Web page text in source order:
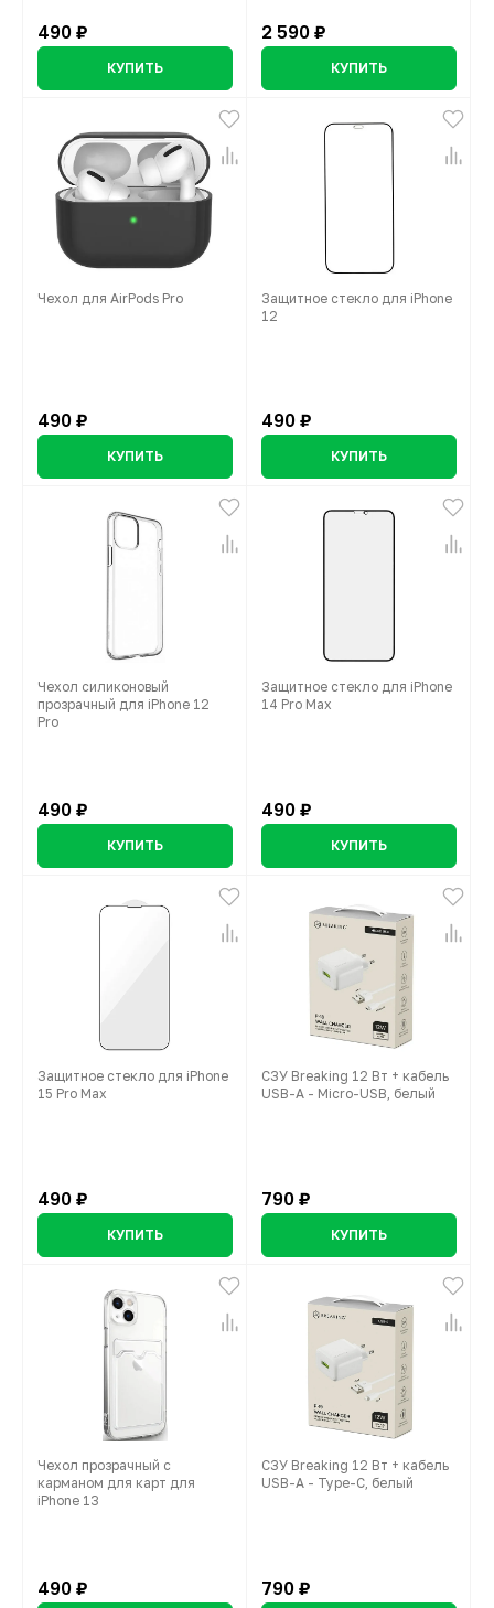
490 ₽
КУПИТЬ
2 590 ₽
КУПИТЬ
Чехол для AirPods Pro
490 ₽
КУПИТЬ
Защитное стекло для iPhone
12
490 ₽
КУПИТЬ
Чехол силиконовый
прозрачный для iPhone 12
Pro
490 ₽
КУПИТЬ
Защитное стекло для iPhone
14 Pro Max
490 ₽
КУПИТЬ
Защитное стекло для iPhone
15 Pro Max
490 ₽
КУПИТЬ
СЗУ Breaking 12 Вт + кабель
USB-A - Micro-USB, белый
790 ₽
КУПИТЬ
Чехол прозрачный с
карманом для карт для
iPhone 13
490 ₽
СЗУ Breaking 12 Вт + кабель
USB-A - Type-C, белый
790 ₽